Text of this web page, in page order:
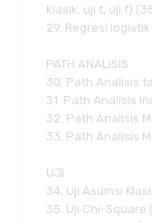
klasik, uji t, uji f)
29. Regresi
PATH ANALISIS
30. Path Analisis
31. Path Analisis
32. Path Analisis
33. Path Analisis
UJI
34. Uji Asumsi
35. Uji Chi-Square